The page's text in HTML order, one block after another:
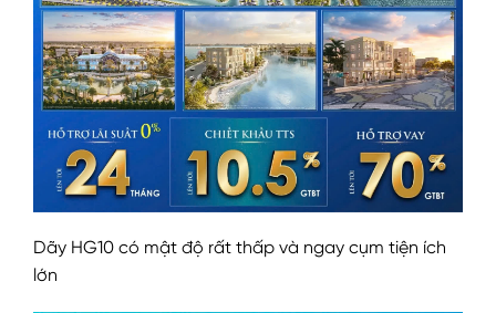
Dãy HG10 có mật độ rất thấp và ngay cụm tiện ích
lớn